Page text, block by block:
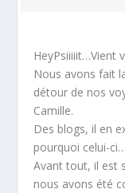
HeyPsiiiiit…Vient
Nous avons fait
détour de nos
Camille.
Des blogs, il en
pourquoi celui-
Avant tout, il est
nous avons été